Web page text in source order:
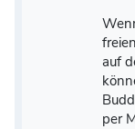
auf
per